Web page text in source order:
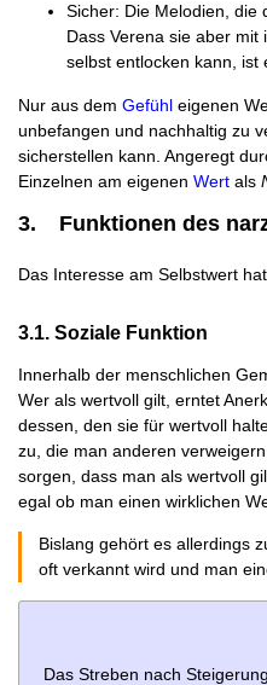
Sicher: Die Melodien, die
Dass Verena sie aber
selbst entlocken kann, ist
Nur aus dem Gefühleigenen
unbefangen und nachhaltig zu
sicherstellen kann. Angeregt
Einzelnen am eigenen Wertals
3. Funktionen des
Das Interesse am Selbstwert
3.1. Soziale Funktion
Innerhalb der menschlichen
Wer als wertvoll gilt, erntet
dessen, den sie für wertvoll
zu, die man anderen
sorgen, dass man als wertvoll
egal ob man einen wirklichen
Bislang gehört es allerdings
oft verkannt wird und man
Das Streben nach